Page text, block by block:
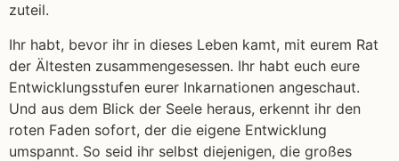
zuteil.
Ihr habt, bevor ihr in dieses Leben kamt, mit eurem Rat
der Ältesten zusammengesessen. Ihr habt euch eure
Entwicklungsstufen eurer Inkarnationen angeschaut.
Und aus dem Blick der Seele heraus, erkennt ihr den
roten Faden sofort, der die eigene Entwicklung
umspannt. So seid ihr selbst diejenigen, die großes